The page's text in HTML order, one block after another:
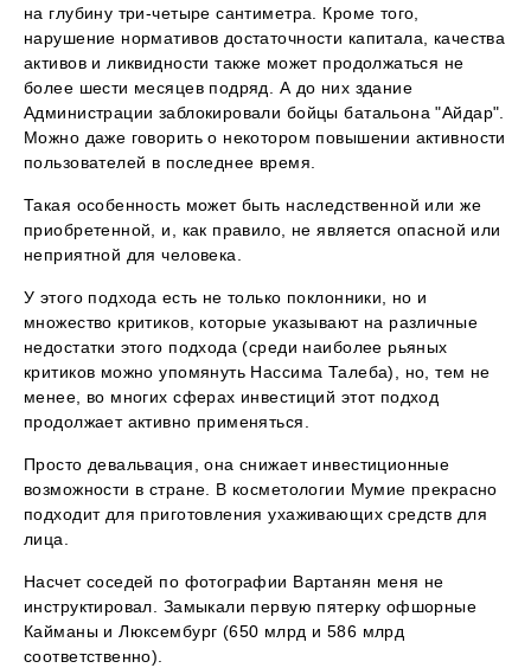
на глубину три-четыре сантиметра. Кроме того,
нарушение нормативов достаточности капитала, качества
активов и ликвидности также может продолжаться не
более шести месяцев подряд. А до них здание
Администрации заблокировали бойцы батальона "Айдар".
Можно даже говорить о некотором повышении активности
пользователей в последнее время.
Такая особенность может быть наследственной или же
приобретенной, и, как правило, не является опасной или
неприятной для человека.
У этого подхода есть не только поклонники, но и
множество критиков, которые указывают на различные
недостатки этого подхода (среди наиболее рьяных
критиков можно упомянуть Нассима Талеба), но, тем не
менее, во многих сферах инвестиций этот подход
продолжает активно применяться.
Просто девальвация, она снижает инвестиционные
возможности в стране. В косметологии Мумие прекрасно
подходит для приготовления ухаживающих средств для
лица.
Насчет соседей по фотографии Вартанян меня не
инструктировал. Замыкали первую пятерку офшорные
Кайманы и Люксембург (650 млрд и 586 млрд
соответственно).